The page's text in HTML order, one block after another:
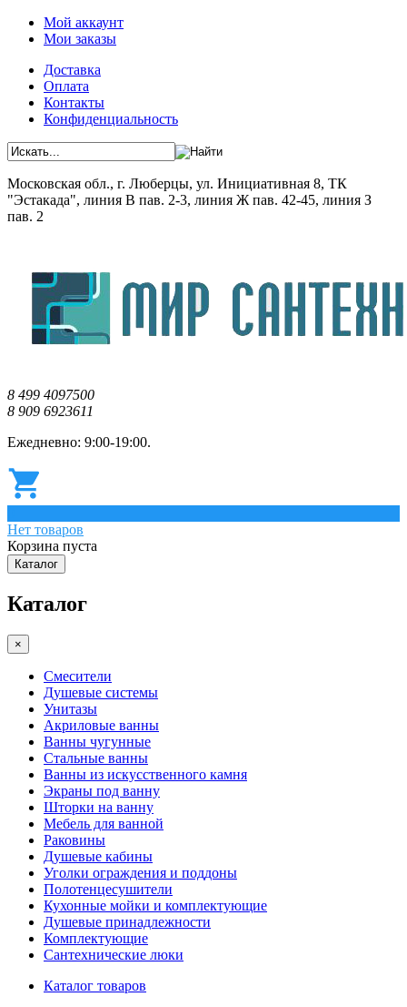
Мой аккаунт
Мои заказы
Доставка
Оплата
Контакты
Конфиденциальность
Московская обл., г. Люберцы, ул. Инициативная 8, ТК
"Эстакада", линия В пав. 2-3, линия Ж пав. 42-45, линия З
пав. 2
8 499 4097500
8 909 6923611
Ежедневно: 9:00-19:00.
Нет товаров
Корзина пуста
Каталог
Каталог
×
Смесители
Душевые системы
Унитазы
Акриловые ванны
Ванны чугунные
Стальные ванны
Ванны из искусственного камня
Экраны под ванну
Шторки на ванну
Мебель для ванной
Раковины
Душевые кабины
Уголки ограждения и поддоны
Полотенцесушители
Кухонные мойки и комплектующие
Душевые принадлежности
Комплектующие
Сантехнические люки
Каталог товаров